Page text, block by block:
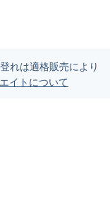
れは適格販売により
イトについて